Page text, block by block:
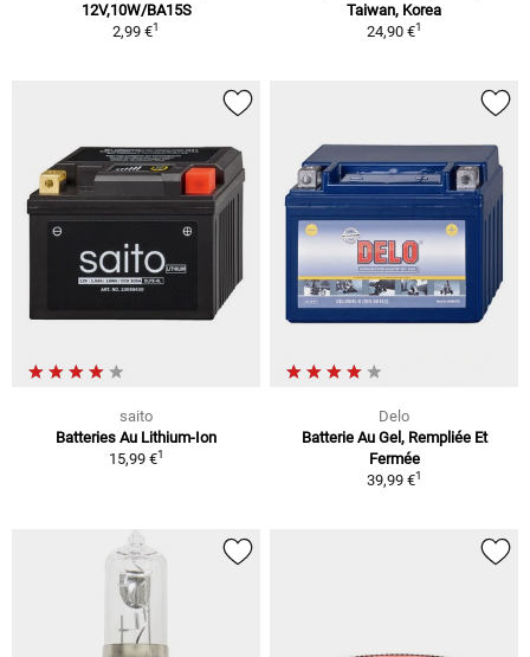
12V,10W/BA15S
2,99 €1
Taiwan, Korea
24,90 €1
saito
Batteries Au Lithium-Ion
15,99 €1
Delo
Batterie Au Gel, Rempliée Et
Fermée
39,99 €1